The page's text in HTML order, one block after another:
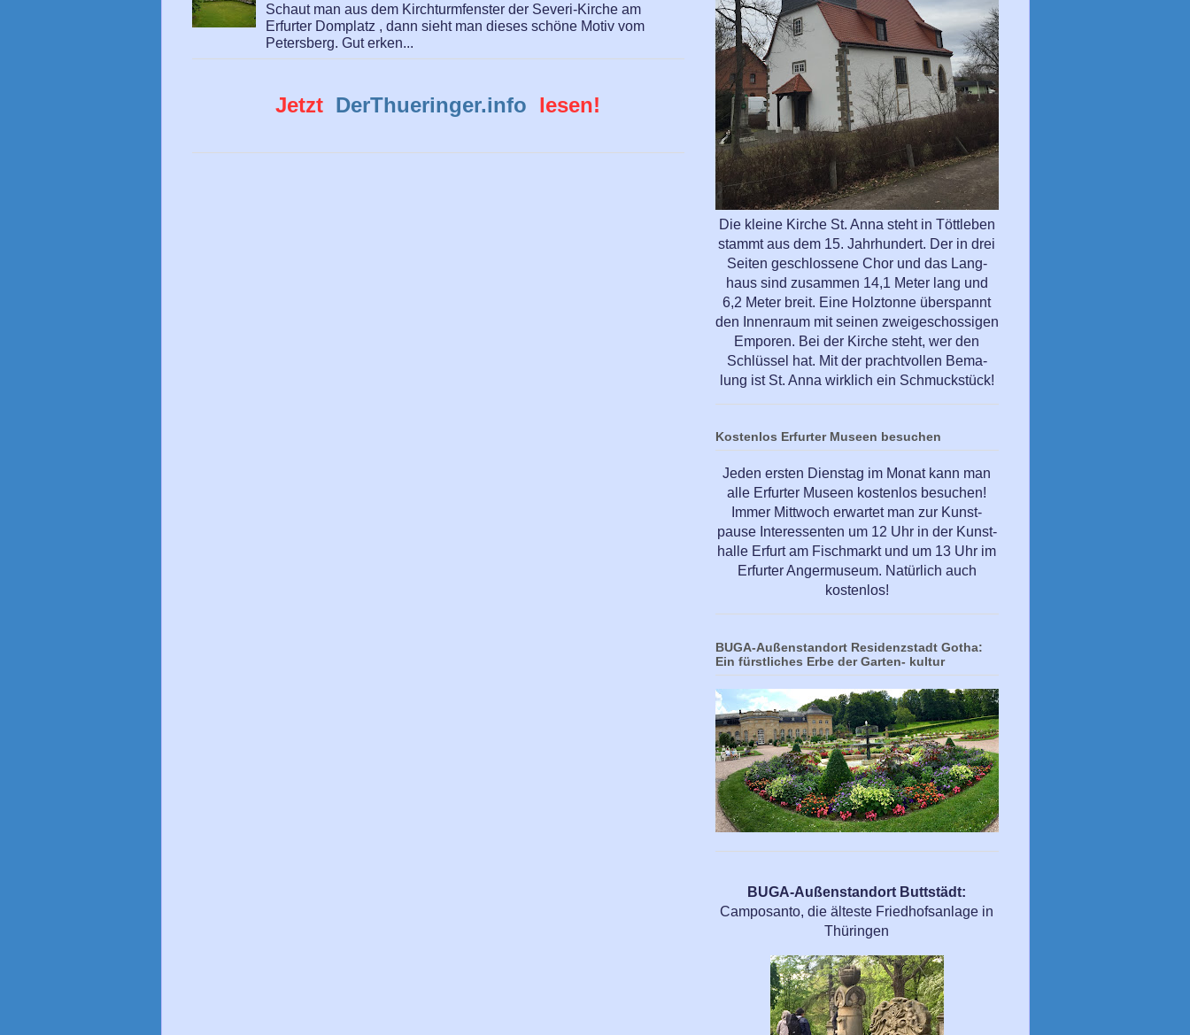
Schaut man aus dem Kirchturmfenster der Severi-Kirche am
Erfurter Domplatz , dann sieht man dieses schöne Motiv vom
Petersberg. Gut erken...
Jetzt DerThueringer.info lesen!
Die kleine Kirche St. Anna steht in Töttleben
stammt aus dem 15. Jahrhundert. Der in drei
Seiten geschlossene Chor und das Lang-
haus sind zusammen 14,1 Meter lang und
6,2 Meter breit. Eine Holztonne überspannt
den Innenraum mit seinen zweigeschossigen
Emporen. Bei der Kirche steht, wer den
Schlüssel hat. Mit der prachtvollen Bema-
lung ist St. Anna wirklich ein Schmuckstück!
Kostenlos Erfurter Museen besuchen
Jeden ersten Dienstag im Monat kann man
alle Erfurter Museen kostenlos besuchen!
Immer Mittwoch erwartet man zur Kunst-
pause Interessenten um 12 Uhr in der Kunst-
halle Erfurt am Fischmarkt und um 13 Uhr im
Erfurter Angermuseum. Natürlich auch
kostenlos!
BUGA-Außenstandort Residenzstadt Gotha:
Ein fürstliches Erbe der Garten- kultur
BUGA-Außenstandort Buttstädt:
Camposanto, die älteste Friedhofsanlage in
Thüringen